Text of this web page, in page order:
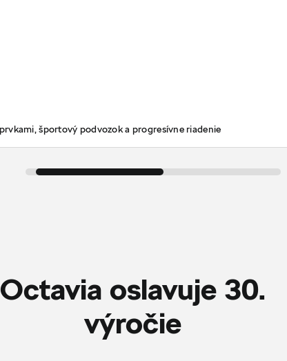
športový podvozok a progresívne riadenie
Octavia oslavuje 30.
‎výročie